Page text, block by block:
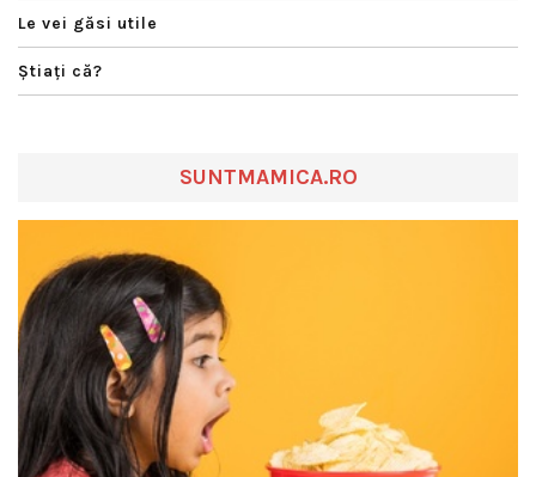
Le vei găsi utile
Ştiaţi că?
SUNTMAMICA.RO